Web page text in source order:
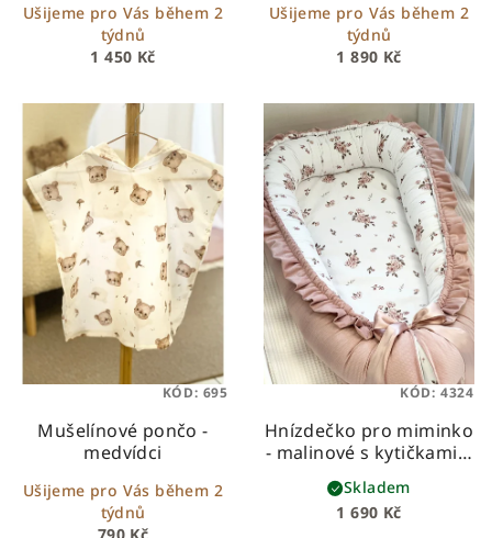
1 450 Kč
Ušijeme pro Vás během 2
týdnů
1 890 Kč
Ušijeme pro Vás během 2
týdnů
Mušelínové pončo -
medvídci
Ušijeme pro Vás během 2
týdnů
KÓD: 695
Hnízdečko pro miminko
- malinové s kytičkami a
volánkem
1 690 Kč
Skladem
KÓD: 4324